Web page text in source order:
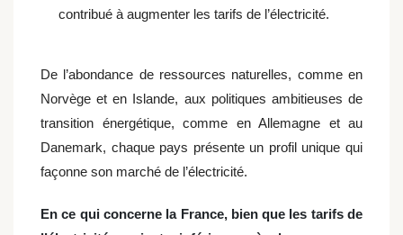
contribué à augmenter les tarifs de l’électricité.
De l’abondance de ressources naturelles, comme en
Norvège et en Islande, aux politiques ambitieuses de
transition énergétique, comme en Allemagne et au
Danemark, chaque pays présente un profil unique qui
façonne son marché de l’électricité.
En ce qui concerne la France, bien que les tarifs de